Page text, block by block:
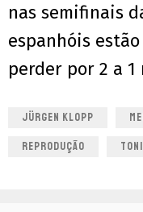
nas semifinais
espanhóis
perder por 2 a
JÜRGEN KLOPP
REPRODUÇÃO